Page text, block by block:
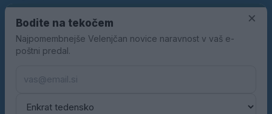
Oglaševanje
Kontakt
×
Bodite na tekočem
Najpomembnejše Velenjčan novice naravnost v vaš e-
poštni predal.